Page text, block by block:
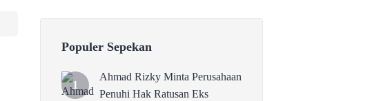
Populer Sepekan
Ahmad Rizky Minta Perusahaan
Penuhi Hak Ratusan Eks